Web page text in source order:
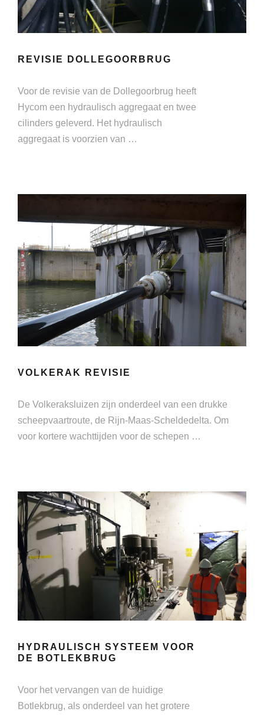
REVISIE DOLLEGOORBRUG
Voor de revisie van de Dollegoorbrug heeft
Hycom een hydraulisch aggregaat en twee
cilinders geleverd. Het hydraulisch
aggregaat is voorzien van …
VOLKERAK REVISIE
De Volkeraksluizen zijn onderdeel van een drukke
scheepvaartroute, de Rijn-Maas-Scheldedelta. Om
voor kortere wachttijden voor de schepen …
HYDRAULISCH SYSTEEM VOOR
DE BOTLEKBRUG
Voor het vervangen van de huidige
Botlekbrug, als onderdeel van het grotere